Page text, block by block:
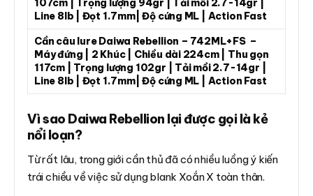
107cm | Trọng lượng 94gr | Tải mồi 2.7-14gr |
Line 8lb | Đọt 1.7mm| Độ cứng ML | Action Fast
Cần câu lure Daiwa Rebellion – 742ML+FS –
Máy đứng | 2 Khúc | Chiều dài 224cm | Thu gọn
117cm | Trọng lượng 102gr | Tải mồi 2.7-14gr |
Line 8lb | Đọt 1.7mm| Độ cứng ML | Action Fast
Vì sao Daiwa Rebellion lại được gọi là kẻ
nổi loạn?
Từ rất lâu, trong giới cần thủ đã có nhiều luồng ý kiến
trái chiều về việc sử dụng blank Xoắn X toàn thân.